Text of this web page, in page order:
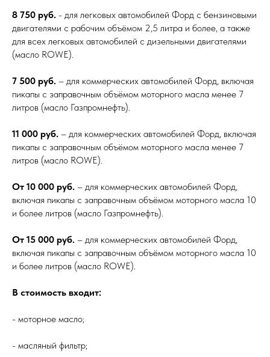
8 750 руб. - для легковых автомобилей Форд с бензиновыми
двигателями с рабочим объёмом 2,5 литра и более, а также
для всех легковых автомобилей с дизельными двигателями
(масло ROWE).
7 500 руб. – для коммерческих автомобилей Форд, включая
пикапы с заправочным объёмом моторного масла менее 7
литров (масло Газпромнефть).
11 000 руб. – для коммерческих автомобилей Форд, включая
пикапы с заправочным объёмом моторного масла менее 7
литров (масло ROWE).
От 10 000 руб. – для коммерческих автомобилей Форд,
включая пикапы с заправочным объёмом моторного масла 10
и более литров (масло Газпромнефть).
От 15 000 руб. – для коммерческих автомобилей Форд,
включая пикапы с заправочным объёмом моторного масла 10
и более литров (масло ROWE).
В стоимость входит:
- моторное масло;
- масляный фильтр;